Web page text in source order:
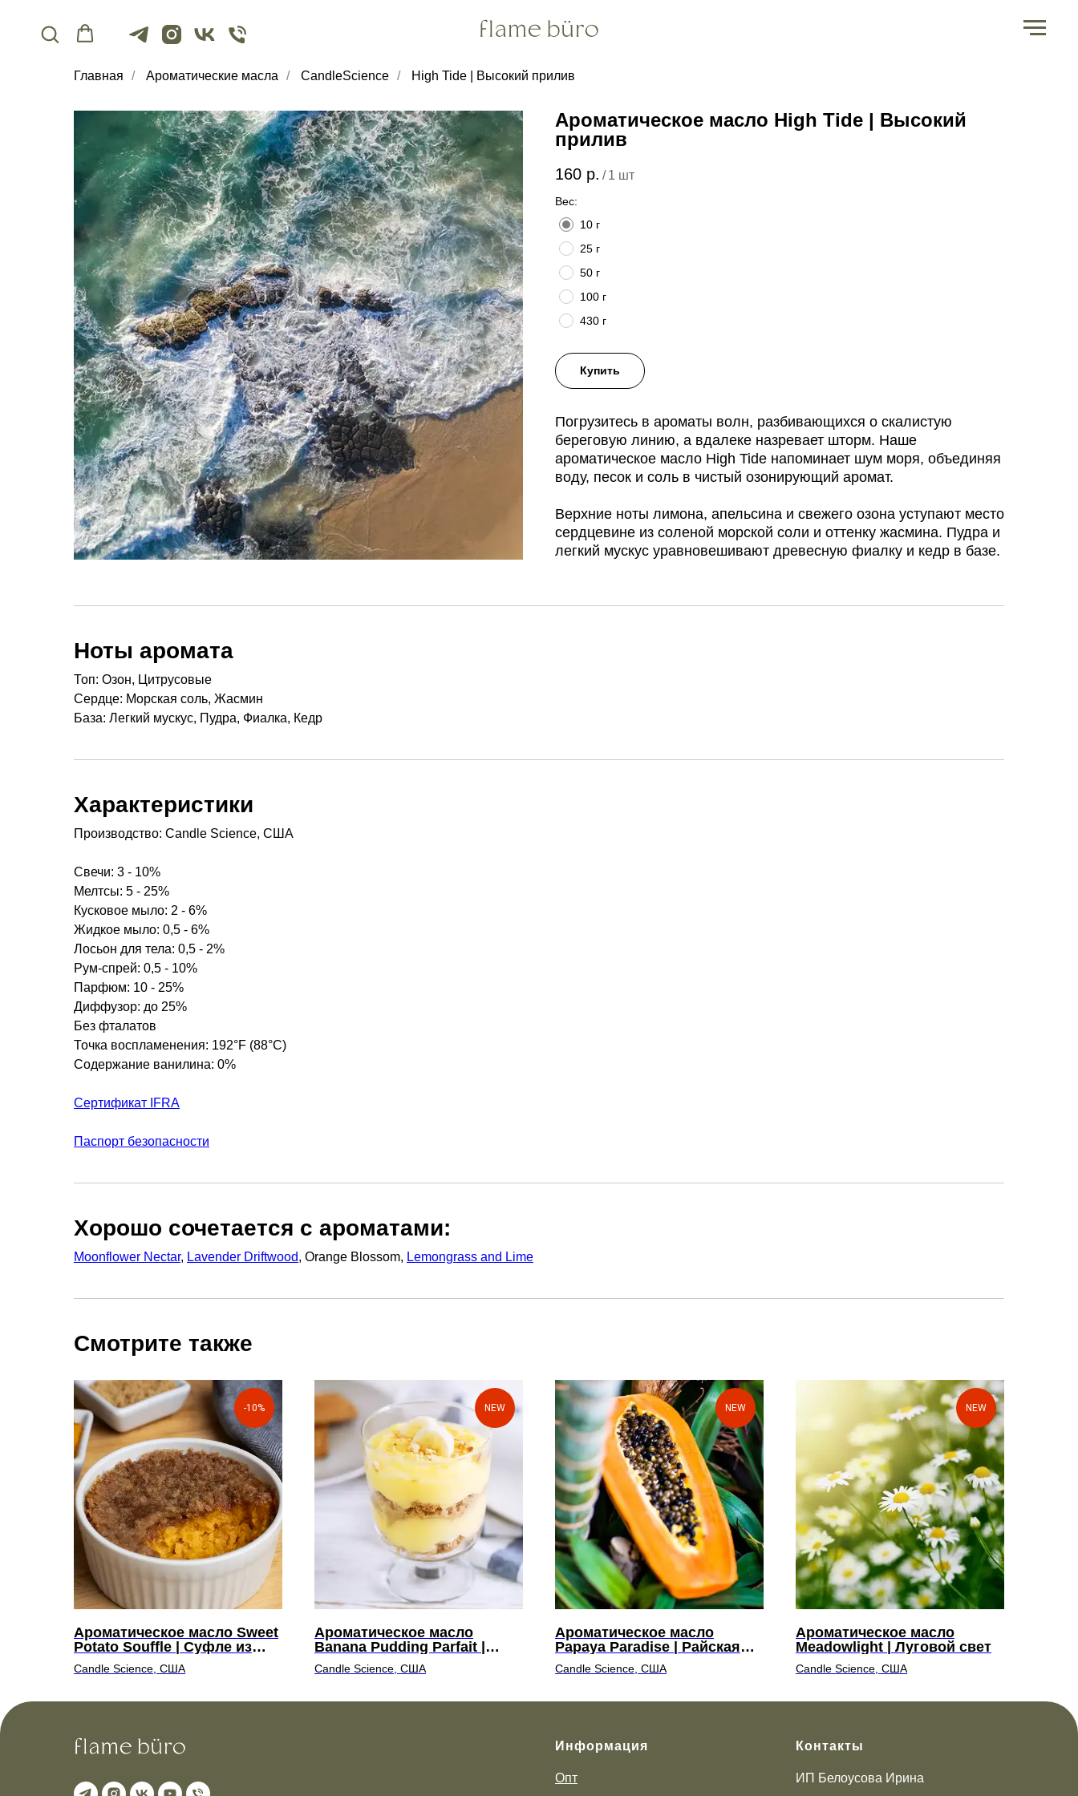
Главная / Ароматические масла / CandleScience / High Tide | Высокий прилив
Ароматическое масло High Tide | Высокий
прилив
160 р. / 1 шт
Вес:
10 г
25 г
50 г
100 г
430 г
Купить
Погрузитесь в ароматы волн, разбивающихся о скалистую
береговую линию, а вдалеке назревает шторм. Наше
ароматическое масло High Tide напоминает шум моря, объединяя
воду, песок и соль в чистый озонирующий аромат.
Верхние ноты лимона, апельсина и свежего озона уступают место
сердцевине из соленой морской соли и оттенку жасмина. Пудра и
легкий мускус уравновешивают древесную фиалку и кедр в базе.
Ноты аромата
Топ: Озон, Цитрусовые
Сердце: Морская соль, Жасмин
База: Легкий мускус, Пудра, Фиалка, Кедр
Характеристики
Производство: Candle Science, США
Свечи: 3 - 10%
Мелтсы: 5 - 25%
Кусковое мыло: 2 - 6%
Жидкое мыло: 0,5 - 6%
Лосьон для тела: 0,5 - 2%
Рум-спрей: 0,5 - 10%
Парфюм: 10 - 25%
Диффузор: до 25%
Без фталатов
Точка воспламенения: 192°F (88°C)
Содержание ванилина: 0%
Сертификат IFRA
Паспорт безопасности
Хорошо сочетается с ароматами:
Moonflower Nectar, Lavender Driftwood, Orange Blossom, Lemongrass and Lime
Смотрите также
-10%
Ароматическое масло Sweet
Potato Souffle | Суфле из
сладкого картофеля
Candle Science, США
NEW
Ароматическое масло
Banana Pudding Parfait |
Парфе из бананового
пудинга
Candle Science, США
NEW
Ароматическое масло
Papaya Paradise | Райская
папайя
Candle Science, США
NEW
Ароматическое масло
Meadowlight | Луговой свет
Candle Science, США
Информация
Опт
Контакты
ИП Белоусова Ирина